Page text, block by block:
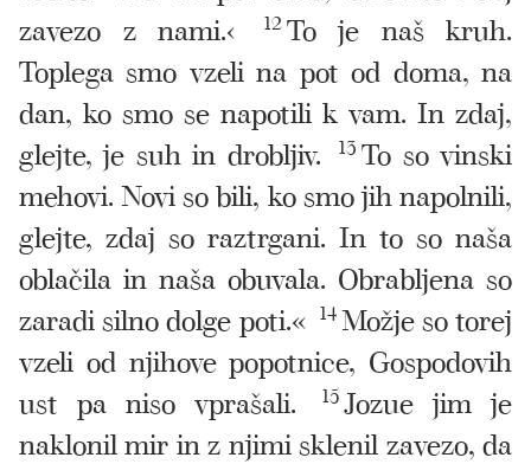
zavezo z nami.‹
12To je naš kruh.
Toplega smo vzeli na pot od doma, na
dan, ko smo se napotili k vam. In zdaj,
glejte, je suh in drobljiv.
13 To so vinski
mehovi. Novi so bili, ko smo jih napolnili,
glejte, zdaj so raztrgani. In to so naša
oblačila in naša obuvala. Obrabljena so
zaradi silno dolge poti.« 14Možje so torej
vzeli od njihove popotnice, Gospodovih
ust pa niso vprašali.
15Jozue jim je
naklonil mir in z njimi sklenil zavezo, da